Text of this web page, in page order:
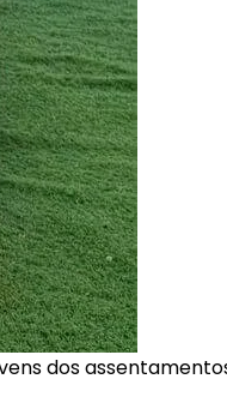
dos assentamentos